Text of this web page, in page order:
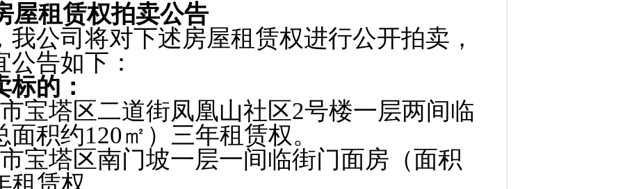
屋租赁权拍卖公告
司将对下述房屋租赁权进行公开拍卖，
告如下：
标的：
塔区二道街凤凰山社区2号楼一层两间临
积约120㎡）三年租赁权。
塔区南门坡一层一间临街门面房（面积
赁权。